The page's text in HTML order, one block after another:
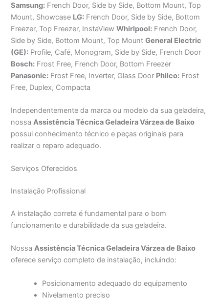
Samsung: French Door, Side by Side, Bottom Mount, Top
Mount, Showcase LG: French Door, Side by Side, Bottom
Freezer, Top Freezer, InstaViewWhirlpool: French Door,
Side by Side, Bottom Mount, Top MountGeneral Electric
(GE): Profile, Café, Monogram, Side by Side, French Door
Bosch: Frost Free, French Door, Bottom Freezer
Panasonic: Frost Free, Inverter, Glass Door Philco: Frost
Free, Duplex, Compacta
Independentemente da marca ou modelo da sua geladeira,
nossaAssistência Técnica Geladeira Várzea de Baixo
possui conhecimento técnico e peças originais para
realizar o reparo adequado.
Serviços Oferecidos
Instalação Profissional
A instalação correta é fundamental para o bom
funcionamento e durabilidade da sua geladeira.
NossaAssistência Técnica Geladeira Várzea de Baixo
oferece serviço completo de instalação, incluindo:
Posicionamento adequado do equipamento
Nivelamento preciso